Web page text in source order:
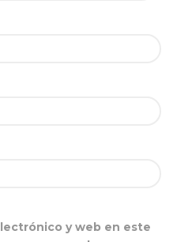
y web en este